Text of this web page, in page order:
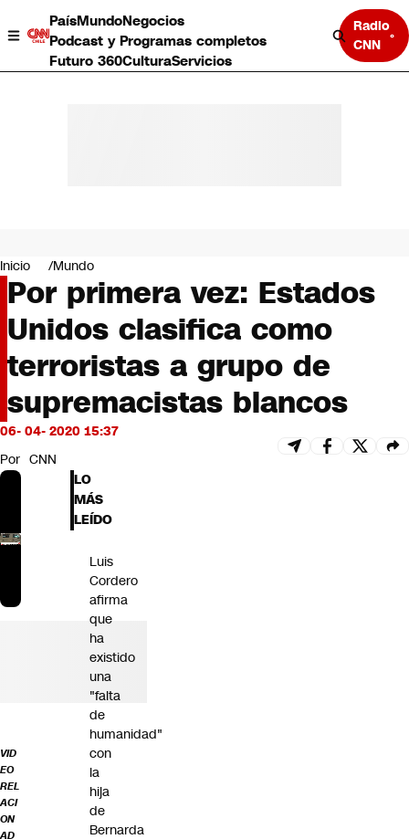
PaísMundoNegocios
Podcast y Programas completos
Futuro 360CulturaServicios
Radio
CNN
Negocios
Deportes
Programas completos
Cultura
Servicios
Bits
CNN tiempo
Futuro 360
Inicio Mundo
Por primera vez: Estados
Unidos clasifica como
terroristas a grupo de
supremacistas blancos
06- 04- 2020 15:37
Por CNN
VID
EO
REL
ACI
ON
AD
LO
MÁS
LEÍDO
Luis
Cordero
afirma
que
ha
existido
una
"falta
de
humanidad"
con
la
hija
de
Bernarda